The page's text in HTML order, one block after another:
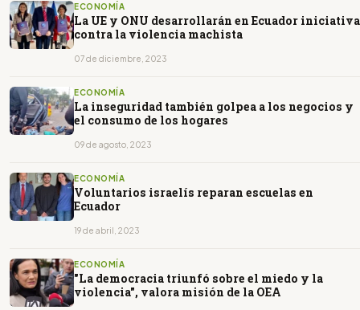
ECONOMÍA
La UE y ONU desarrollarán en Ecuador iniciativa
contra la violencia machista
07 de diciembre, 2023
ECONOMÍA
La inseguridad también golpea a los negocios y
el consumo de los hogares
09 de agosto, 2023
ECONOMÍA
Voluntarios israelís reparan escuelas en
Ecuador
19 de abril, 2023
ECONOMÍA
"La democracia triunfó sobre el miedo y la
violencia", valora misión de la OEA